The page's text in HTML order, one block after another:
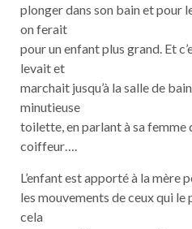
plonger dans son bain et pour
on ferait
pour un enfant plus grand. Et
levait et
marchait jusqu’à la salle de
minutieuse
toilette, en parlant à sa femme
coiffeur….
L’enfant est apporté à la mère
les mouvements de ceux qui
cela